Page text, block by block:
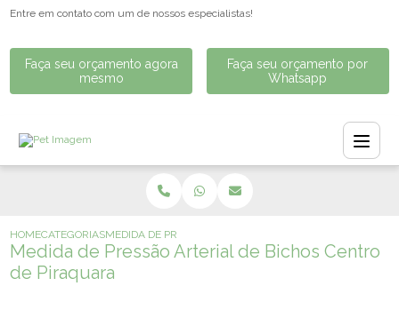
Entre em contato com um de nossos especialistas!
Faça seu orçamento agora
mesmo
Faça seu orçamento por
Whatsapp
HOMECATEGORIASMEDIDA DE PRESSÃO ARTERIAL DE BICHOS CENTRO DE
Medida de Pressão Arterial de Bichos Centro
de Piraquara